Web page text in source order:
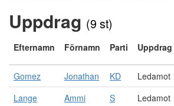
Uppdrag (9 st)
Efternamn Förnamn Parti Uppdrag
Gomez Jonathan KD Ledamot
Lange
Ammi S Ledamot